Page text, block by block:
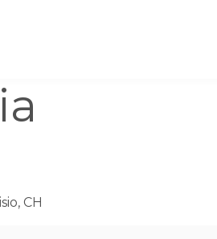
CH